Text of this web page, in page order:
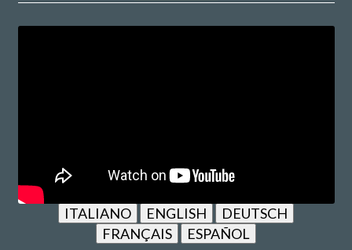
ITALIANO ENGLISH
DEUTSCH
FRANÇAIS
ESPAÑOL